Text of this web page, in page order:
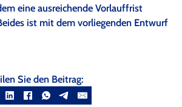
eine ausreichende Vorlauffrist
ist mit dem vorliegenden Entwurf
Sie den Beitrag: